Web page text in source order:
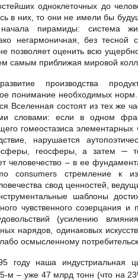
одноклеточных до
в них, то они не имели бы
начала пирамиды: система
негармоничная, без
позволяет оценить всю
самым приближая мировой
производства
понимание необходимых
Вселенная состоят из тех же
словами: если в одном
гомеостазиса элементарных
нарушается
геосферы, а затем ─
человечество – в ее
consumers стремление к
свод ценностей,
шаблоны
чувственного созерцания
(усилению
нарядов, одинаковых
осмысленному
году наша
м – уже 47 млрд тонн (что на